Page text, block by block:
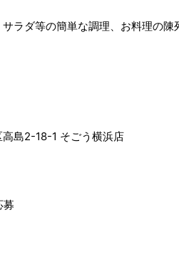
ラダ等の簡単な調理、お料理の陳
島2-18-1 そごう横浜店
募